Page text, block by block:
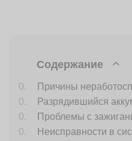
Содержание
Причины
Разрядившийся
Проблемы с
Неисправности в